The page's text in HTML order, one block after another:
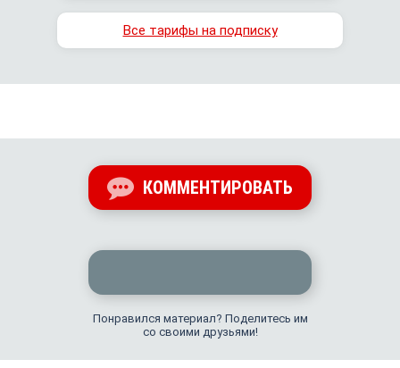
Все тарифы на подписку
КОММЕНТИРОВАТЬ
Понравился материал? Поделитесь им
со своими друзьями!